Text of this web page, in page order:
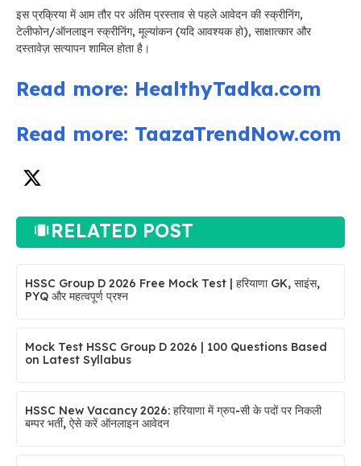
इस प्रक्रिया में आम तौर पर अंतिम प्रस्ताव से पहले आवेदन की स्क्रीनिंग,
टेलीफोन/ऑनलाइन स्क्रीनिंग, मूल्यांकन (यदि आवश्यक हो), साक्षात्कार और
दस्तावेज़ सत्यापन शामिल होता है।
Read more: HealthyTadka.com
Read more: TaazaTrendNow.com
RELATED POST
HSSC Group D 2026 Free Mock Test | हरियाणा GK, साइंस,
PYQ और महत्वपूर्ण प्रश्न
Mock Test HSSC Group D 2026 | 100 Questions Based
on Latest Syllabus
HSSC New Vacancy 2026: हरियाणा में ग्रुप-सी के पदों पर निकली
बम्पर भर्ती, ऐसे करें ऑनलाइन आवेदन